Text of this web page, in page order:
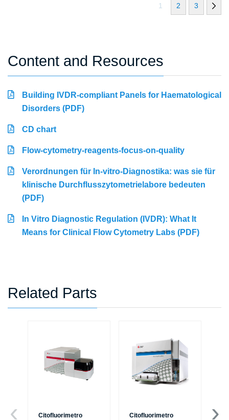
1 2 3
Content and Resources
Building IVDR-compliant Panels for Haematological
Disorders (PDF)
CD chart
Flow-cytometry-reagents-focus-on-quality
Verordnungen für In-vitro-Diagnostika: was sie für
klinische Durchflusszytometrielabore bedeuten
(PDF)
In Vitro Diagnostic Regulation (IVDR): What It
Means for Clinical Flow Cytometry Labs (PDF)
Related Parts
Citofluorimetro
Citofluorimetro